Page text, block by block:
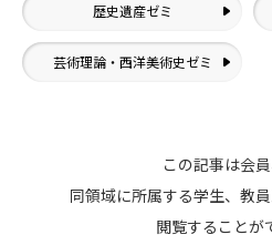
歴史遺産ゼミ
芸術理論・西洋美術史ゼミ
この記事は会
同領域に所属する学生、教
閲覧することが